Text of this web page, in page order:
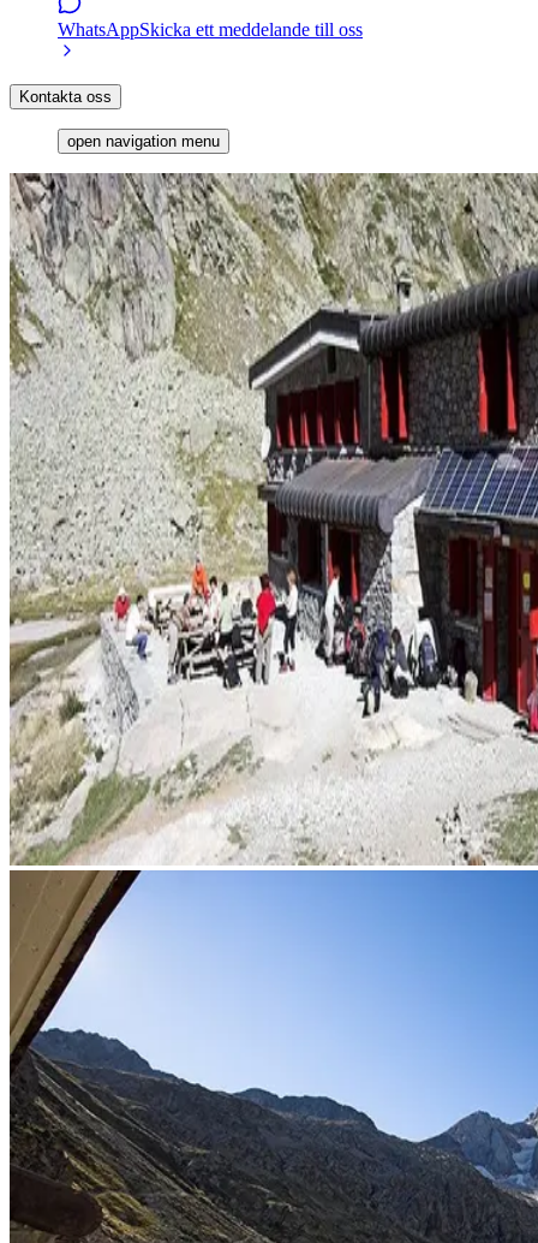
WhatsAppSkicka ett meddelande till oss
Kontakta oss
open navigation menu